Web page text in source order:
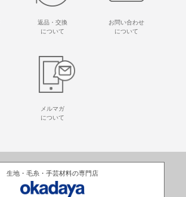
返品・交換
について
お問い合わせ
について
メルマガ
について
生地・毛糸・手芸材料の専門店